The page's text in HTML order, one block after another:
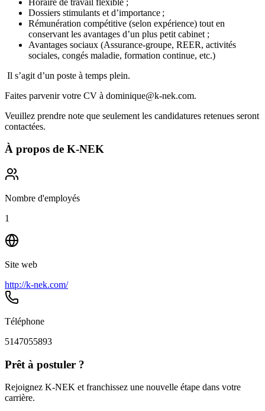
Dossiers stimulants et d’importance ;
Rémunération compétitive (selon expérience) tout en
conservant les avantages d’un plus petit cabinet ;
Avantages sociaux (Assurance-groupe, REER, activités
sociales, congés maladie, formation continue, etc.)
Il s’agit d’un poste à temps plein.
Faites parvenir votre CV à dominique@k-nek.com.
Veuillez prendre note que seulement les candidatures retenues seront
contactées.
À propos de K-NEK
Nombre d'employés
1
Site web
http://k-nek.com/
Téléphone
5147055893
Prêt à postuler ?
Rejoignez K-NEK et franchissez une nouvelle étape dans votre
carrière.